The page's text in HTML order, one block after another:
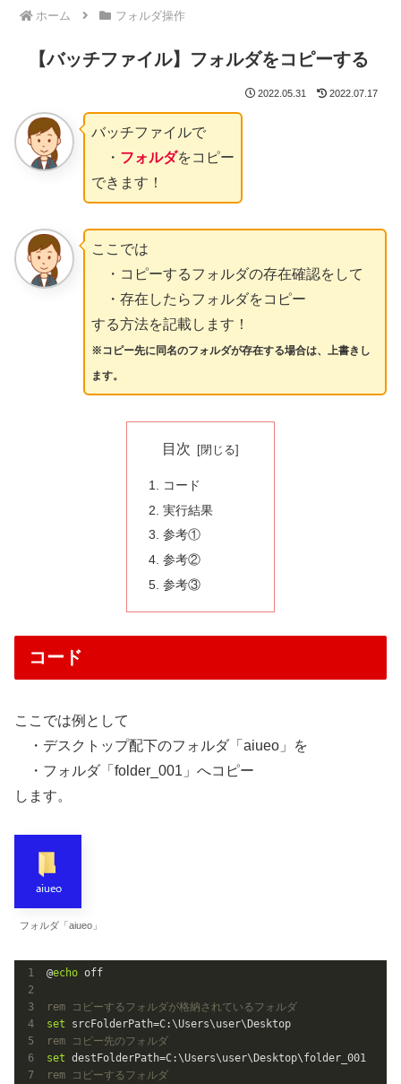
ホーム フォルダ操作
【バッチファイル】フォルダをコピーする
2022.05.31 2022.07.17
バッチファイルで
・ フォルダをコピー
できます！
ここでは
・コピーするフォルダの存在確認をして
・存在したらフォルダをコピー
する方法を記載します！
※コピー先に同名のフォルダが存在する場合は、上書きし
ます。
目次
コード
実行結果
参考①
参考②
参考③
コード
ここでは例として
・デスクトップ配下のフォルダ「aiueo」を
・フォルダ「folder_001」へコピー
します。
フォルダ「aiueo」
@echo
rem コピーするフォルダが格納されているフォルダ
set
rem コピー先のフォルダ
set
rem コピーするフォルダ